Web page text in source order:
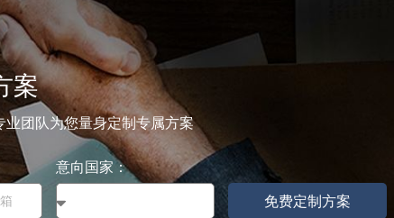
案
业团队为您量身定制专属方案
意向国家：
免费定制方案